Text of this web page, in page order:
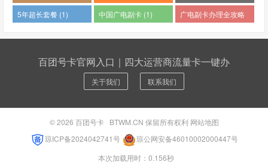
(1)
(1)
5年超长套餐 (1) 中国广电副卡 (1)
广电副卡办理全攻略
百团号卡官网入口｜四大运营商流量卡一键办
关于我们 联系我们
© 2026 百团号卡BTWM.CN 保留所有权利 网站地图
琼ICP备2024042741号
琼公网安备46010002000447号
本次加载用时：0.156秒